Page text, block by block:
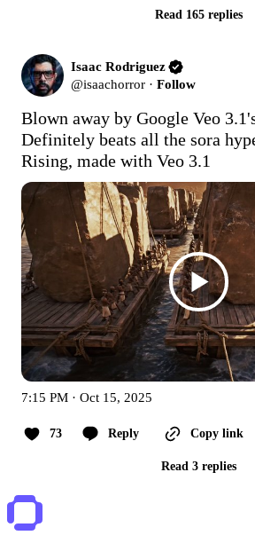
Read 165 replies
Isaac Rodriguez
@isaachorror · Follow
Blown away by Google Veo
Definitely beats all the sora
Rising, made with Veo 3.1
7:15 PM · Oct 15, 2025
73 Reply Copy link
Read 3 replies